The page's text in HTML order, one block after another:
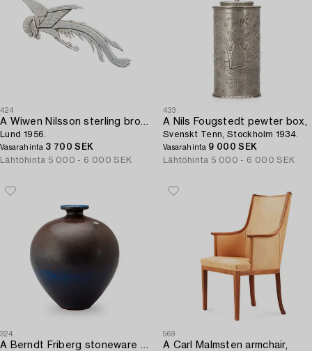
424
A Wiwen Nilsson sterling brooch of a bird,
Lund 1956.
Vasarahinta 3 700 SEK
Lähtöhinta 5 000 - 6 000 SEK
433
A Nils Fougstedt pewter box,
Svenskt Tenn, Stockholm 1934.
Vasarahinta 9 000 SEK
Lähtöhinta 5 000 - 6 000 SEK
324
A Berndt Friberg stoneware vase,
569
A Carl Malmsten armchair,